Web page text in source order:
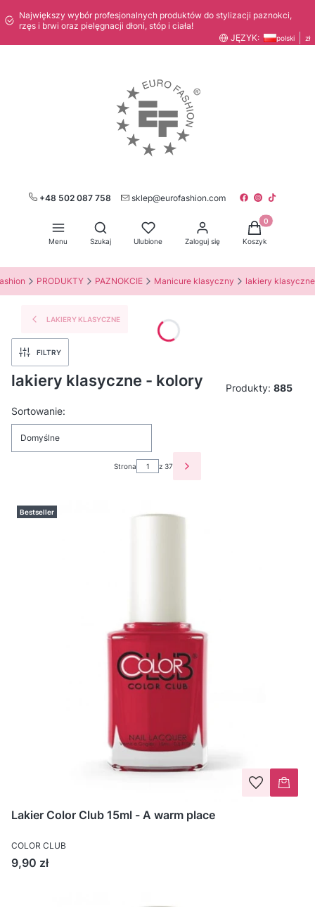
Największy wybór profesjonalnych produktów do stylizacji paznokci,
rzęs i brwi oraz pielęgnacji dłoni, stóp i ciała!
JĘZYK:
polski zł
+48 502 087 758 sklep@eurofashion.com
Menu
Otwórz wyszukiwarkę
Szukaj Ulubione Zaloguj się
Produkty w
Koszyk
PRODUKTY PAZNOKCIE Manicure klasyczny lakiery klasyczne
LAKIERY KLASYCZNE
FILTRY
lakiery klasyczne - kolory Produkty: 885
Lista produktów
Sortowanie:
Domyślne
Strona z 37 NASTĘPNE PRODUKTY
Bestseller
Lakier Color Club 15ml - A warm place
COLOR CLUB
Cena
9,90 zł